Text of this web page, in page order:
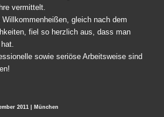
vermittelt.
gleich nach dem
fiel so herzlich aus, dass man
sowie seriöse Arbeitsweise sind
2011 | München